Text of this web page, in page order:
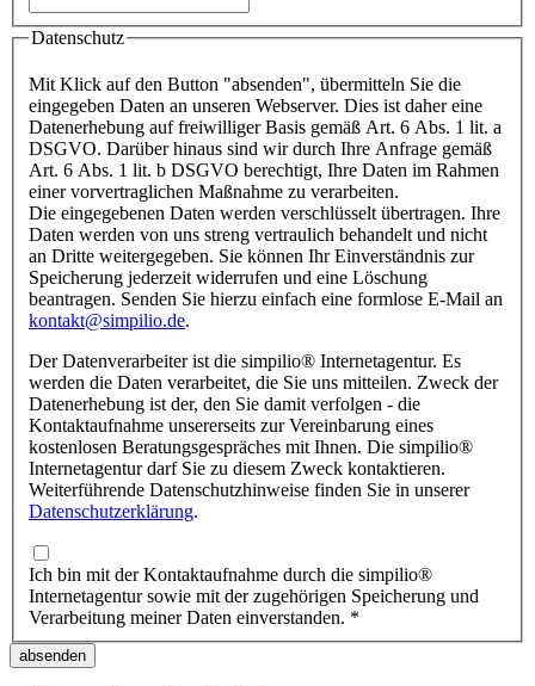
Datenschutz
Mit Klick auf den Button "absenden", übermitteln Sie die
eingegeben Daten an unseren Webserver. Dies ist daher eine
Datenerhebung auf freiwilliger Basis gemäß Art. 6 Abs. 1 lit. a
DSGVO. Darüber hinaus sind wir durch Ihre Anfrage gemäß
Art. 6 Abs. 1 lit. b DSGVO berechtigt, Ihre Daten im Rahmen
einer vorvertraglichen Maßnahme zu verarbeiten.
Die eingegebenen Daten werden verschlüsselt übertragen. Ihre
Daten werden von uns streng vertraulich behandelt und nicht
an Dritte weitergegeben. Sie können Ihr Einverständnis zur
Speicherung jederzeit widerrufen und eine Löschung
beantragen. Senden Sie hierzu einfach eine formlose E-Mail an
kontakt@simpilio.de.
Der Datenverarbeiter ist die simpilio® Internetagentur. Es
werden die Daten verarbeitet, die Sie uns mitteilen. Zweck der
Datenerhebung ist der, den Sie damit verfolgen - die
Kontaktaufnahme unsererseits zur Vereinbarung eines
kostenlosen Beratungsgespräches mit Ihnen. Die simpilio®
Internetagentur darf Sie zu diesem Zweck kontaktieren.
Weiterführende Datenschutzhinweise finden Sie in unserer
Datenschutzerklärung.
Ich bin mit der Kontaktaufnahme durch die simpilio®
Internetagentur sowie mit der zugehörigen Speicherung und
Verarbeitung meiner Daten einverstanden. *